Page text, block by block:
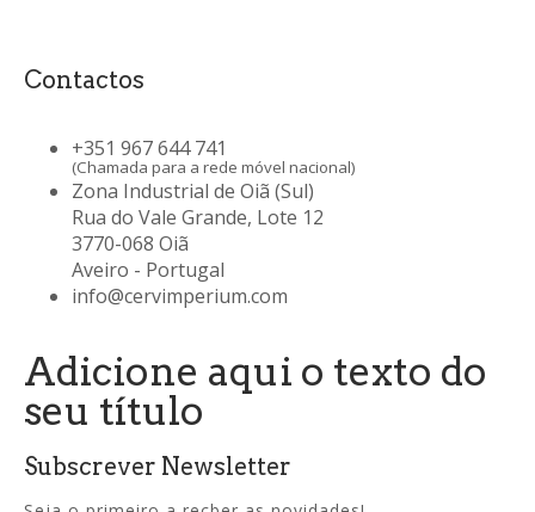
Contactos
+351 967 644 741
(Chamada para a rede móvel nacional)
Zona Industrial de Oiã (Sul)
Rua do Vale Grande, Lote 12
3770-068 Oiã
Aveiro - Portugal
info@cervimperium.com
Adicione aqui o texto do
seu título
Subscrever Newsletter